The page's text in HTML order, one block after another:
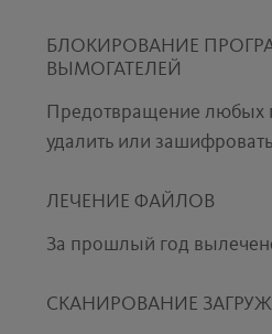
БЛОКИРОВАНИЕ
ВЫМОГАТЕЛЕЙ
Предотвращение любых
удалить или
ЛЕЧЕНИЕ ФАЙЛОВ
За прошлый год
СКАНИРОВАНИЕ